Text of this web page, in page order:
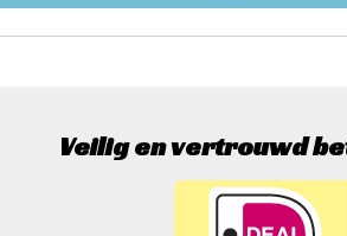
Veilig en vertrouwd